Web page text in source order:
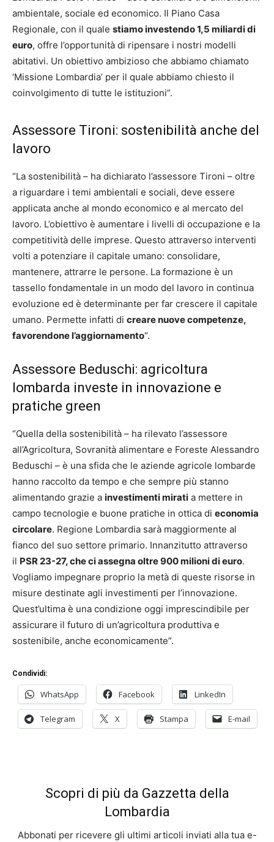
ambientale, sociale ed economico. Il Piano Casa
Regionale, con il quale stiamo investendo 1,5 miliardi di
euro, offre l’opportunità di ripensare i nostri modelli
abitativi. Un obiettivo ambizioso che abbiamo chiamato
‘Missione Lombardia’ per il quale abbiamo chiesto il
coinvolgimento di tutte le istituzioni”.
Assessore Tironi: sostenibilità anche del
lavoro
“La sostenibilità – ha dichiarato l’assessore Tironi – oltre
a riguardare i temi ambientali e sociali, deve essere
applicata anche al mondo economico e al mercato del
lavoro. L’obiettivo è aumentare i livelli di occupazione e la
competitività delle imprese. Questo attraverso interventi
volti a potenziare il capitale umano: consolidare,
mantenere, attrarre le persone. La formazione è un
tassello fondamentale in un modo del lavoro in continua
evoluzione ed è determinante per far crescere il capitale
umano. Permette infatti di creare nuove competenze,
favorendone l’aggiornamento“.
Assessore Beduschi: agricoltura
lombarda investe in innovazione e
pratiche green
“Quella della sostenibilità – ha rilevato l’assessore
all’Agricoltura, Sovranità alimentare e Foreste Alessandro
Beduschi – è una sfida che le aziende agricole lombarde
hanno raccolto da tempo e che sempre più stanno
alimentando grazie a investimenti mirati a mettere in
campo tecnologie e buone pratiche in ottica di economia
circolare. Regione Lombardia sarà maggiormente al
fianco del suo settore primario. Innanzitutto attraverso
il PSR 23-27, che ci assegna oltre 900 milioni di euro.
Vogliamo impegnare proprio la metà di queste risorse in
misure destinate agli investimenti per l’innovazione.
Quest’ultima è una condizione oggi imprescindibile per
assicurare il futuro di un’agricoltura produttiva e
sostenibile, anche economicamente”.
Condividi:
WhatsApp Facebook LinkedIn
Telegram X Stampa E-mail
Scopri di più da Gazzetta della
Lombardia
Abbonati per ricevere gli ultimi articoli inviati alla tua e-